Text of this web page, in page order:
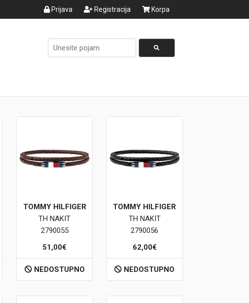
Prijava Registracija Korpa
TOMMY HILFIGER
TH NAKIT
2790055
51,00€
NEDOSTUPNO
TOMMY HILFIGER
TH NAKIT
2790056
62,00€
NEDOSTUPNO